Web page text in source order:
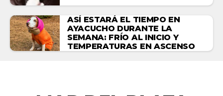
ASÍ ESTARÁ EL TIEMPO EN
AYACUCHO DURANTE LA
SEMANA: FRÍO AL INICIO Y
TEMPERATURAS EN ASCENSO